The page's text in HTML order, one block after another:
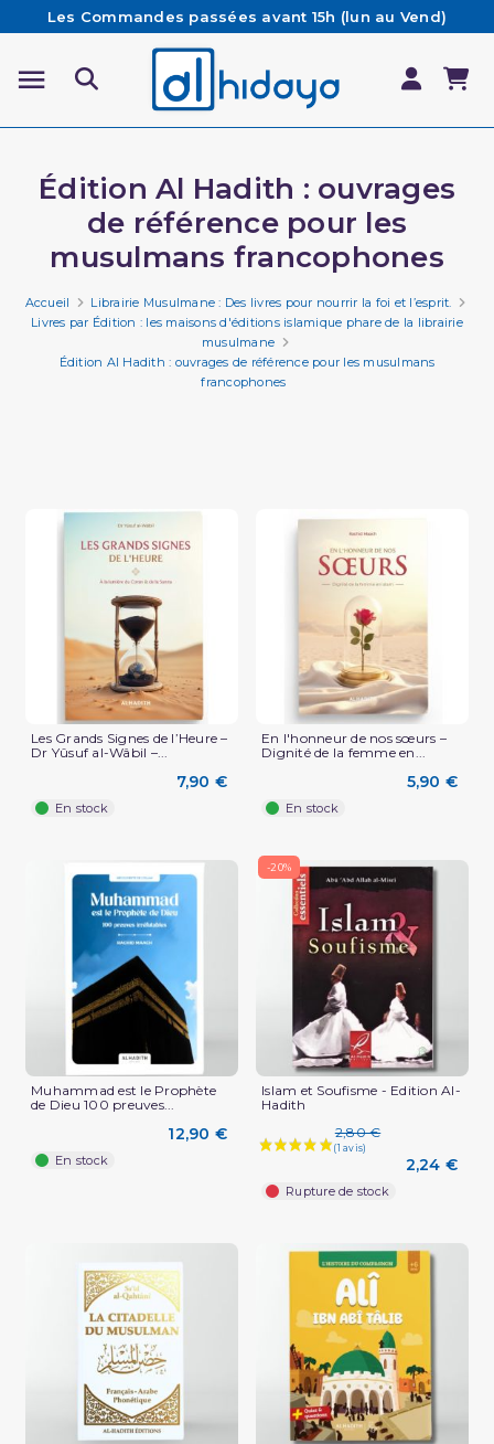
Les Commandes passées avant 15h (lun au Vend)
sont préparées et expédiées le jour même
Besoin d'aide ? Retrouvez notre FAQ
Livraison offerte à partir de 65€ d'achat*
Édition Al Hadith : ouvrages
de référence pour les
musulmans francophones
Accueil
Librairie Musulmane : Des livres pour nourrir la foi et l’esprit.
Livres par Édition : les maisons d'éditions islamique phare de la librairie
musulmane
Édition Al Hadith : ouvrages de référence pour les musulmans
francophones
Les Grands Signes de l’Heure –
Dr Yûsuf al-Wâbil –...
7,90 €
En stock
En l'honneur de nos sœurs –
Dignité de la femme en...
5,90 €
En stock
Muhammad est le Prophète
de Dieu 100 preuves...
12,90 €
En stock
-20%
Islam et Soufisme - Edition Al-
Hadith
2,80 €
2,24 €
Rupture de stock